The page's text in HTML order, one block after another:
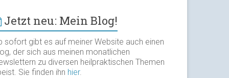
Jetzt neu: Mein Blog!
sofort gibt es auf meiner Website auch einen
der sich aus meinen monatlichen
zu diversen heilpraktischen Themen
Sie finden ihn hier.